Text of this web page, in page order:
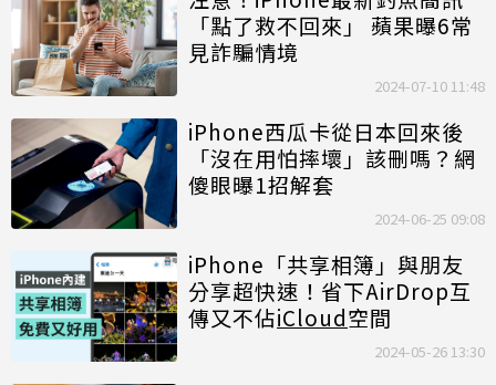
「點了救不回來」 蘋果曝6常
見詐騙情境
2024-07-10 11:48
iPhone西瓜卡從日本回來後
「沒在用怕摔壞」該刪嗎？網
傻眼曝1招解套
2024-06-25 09:08
iPhone「共享相簿」與朋友
分享超快速！省下AirDrop互
傳又不佔iCloud空間
2024-05-26 13:30